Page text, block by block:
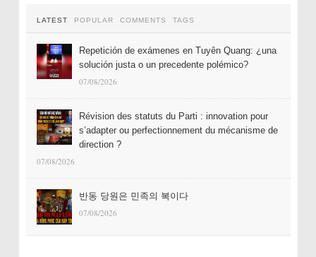
LATEST POPULAR COMMENTS TAGS
Repetición de exámenes en Tuyên Quang: ¿una
solución justa o un precedente polémico?
07/08/2026
Révision des statuts du Parti : innovation pour
s’adapter ou perfectionnement du mécanisme de
direction ?
07/08/2026
반동 당원은 민족의 복이다
07/08/2026